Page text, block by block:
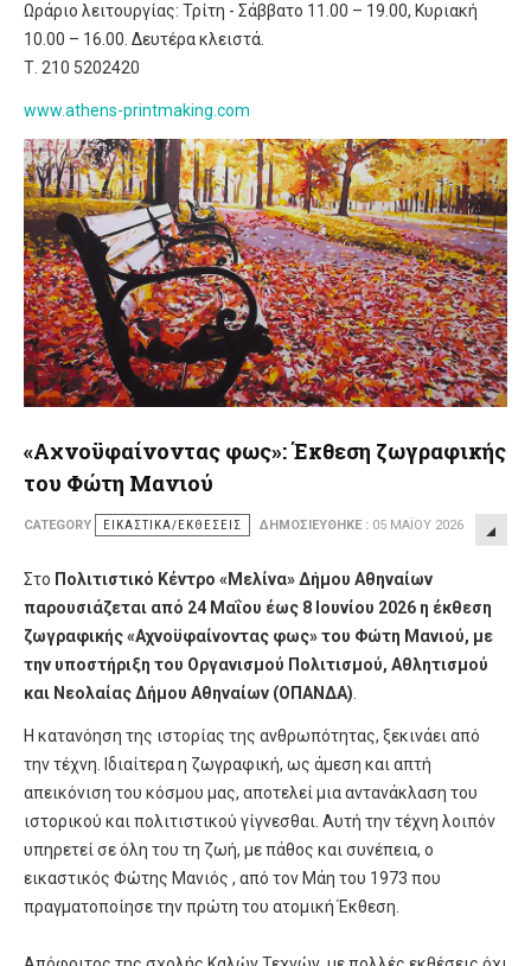
Ωράριο λειτουργίας: Τρίτη - Σάββατο 11.00 – 19.00, Κυριακή
10.00 – 16.00. Δευτέρα κλειστά.
Τ. 210 5202420
www.athens-printmaking.com
«Αχνοϋφαίνοντας φως»: Έκθεση ζωγραφικής
του Φώτη Μανιού
CATEGORY ΕΙΚΑΣΤΙΚΆ/ΕΚΘΈΣΕΙΣ ΔΗΜΟΣΙΕΎΘΗΚΕ : 05 ΜΑΪ́ΟΥ 2026
Στο Πολιτιστικό Κέντρο «Μελίνα» Δήμου Αθηναίων
παρουσιάζεται από 24 Μαΐου έως 8 Ιουνίου 2026 η έκθεση
ζωγραφικής «Αχνοϋφαίνοντας φως» του Φώτη Μανιού, με
την υποστήριξη του Οργανισμού Πολιτισμού, Αθλητισμού
και Νεολαίας Δήμου Αθηναίων (ΟΠΑΝΔΑ)
Η κατανόηση της ιστορίας της ανθρωπότητας, ξεκινάει από
την τέχνη. Ιδιαίτερα η ζωγραφική, ως άμεση και απτή
απεικόνιση του κόσμου μας, αποτελεί μια αντανάκλαση του
ιστορικού και πολιτιστικού γίγνεσθαι. Αυτή την τέχνη λοιπόν
υπηρετεί σε όλη του τη ζωή, με πάθος και συνέπεια, ο
εικαστικός Φώτης Μανιός , από τον Μάη του 1973 που
πραγματοποίησε την πρώτη του ατομική Έκθεση.